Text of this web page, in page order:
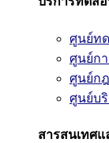
ศูนย์ท
ศูนย์ก
ศูนย์ก
ศูนย์บ
สารสนเทศ